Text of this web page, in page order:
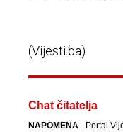
(Vijesti.ba)
Chat čitatelja
NAPOMENA- Portal